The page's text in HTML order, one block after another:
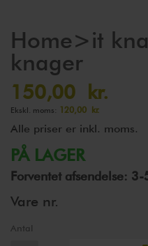
Home>it
knager
150,00 kr.
120,00 kr.
Alle priser er inkl. moms.
PÅ LAGER
Forventet afsendelse:
Vare nr.
Antal
til
starten
billedgalleriet